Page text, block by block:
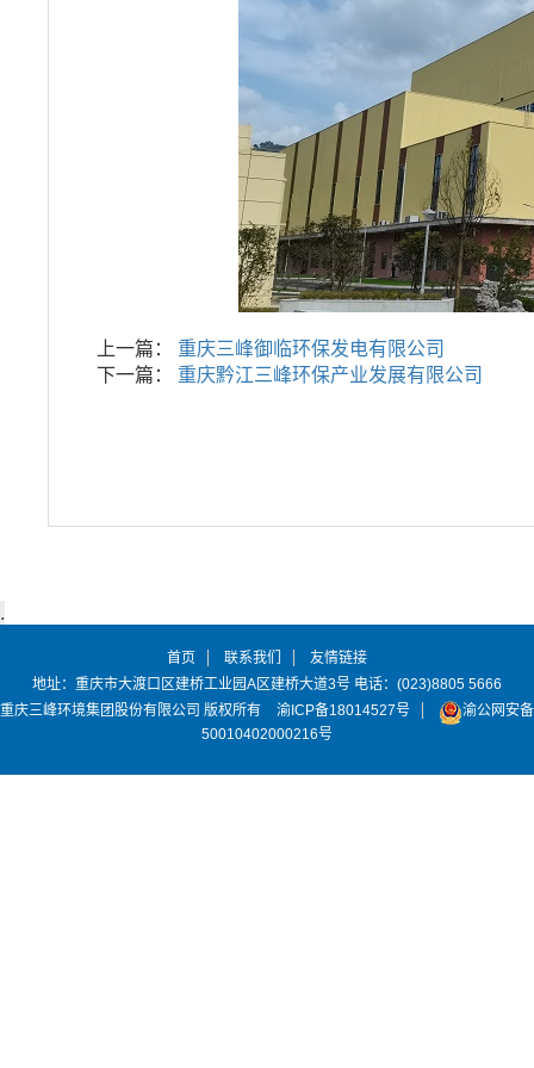
上一篇：
重庆三峰御临环保发电有限公司
下一篇：
重庆黔江三峰环保产业发展有限公司
首页 联系我们
友情链接
地址：重庆市大渡口区建桥工业园A区建桥大道3号 电话：(023)8805 5666
重庆三峰环境集团股份有限公司 版权所有
渝ICP备18014527号
渝公网安备
50010402000216号